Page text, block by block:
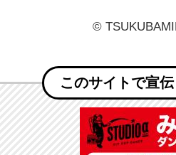
©
このサイトで宣